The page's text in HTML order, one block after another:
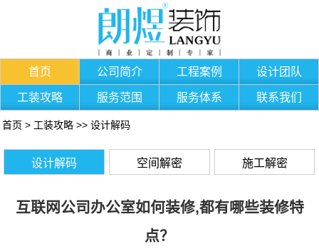
首页 公司简介 工程案例 设计团队
工装攻略 服务范围 服务体系 联系我们
首页 > 工装攻略 >> 设计解码
设计解码 空间解密 施工解密
互联网公司办公室如何装修,都有哪些装修特
点？